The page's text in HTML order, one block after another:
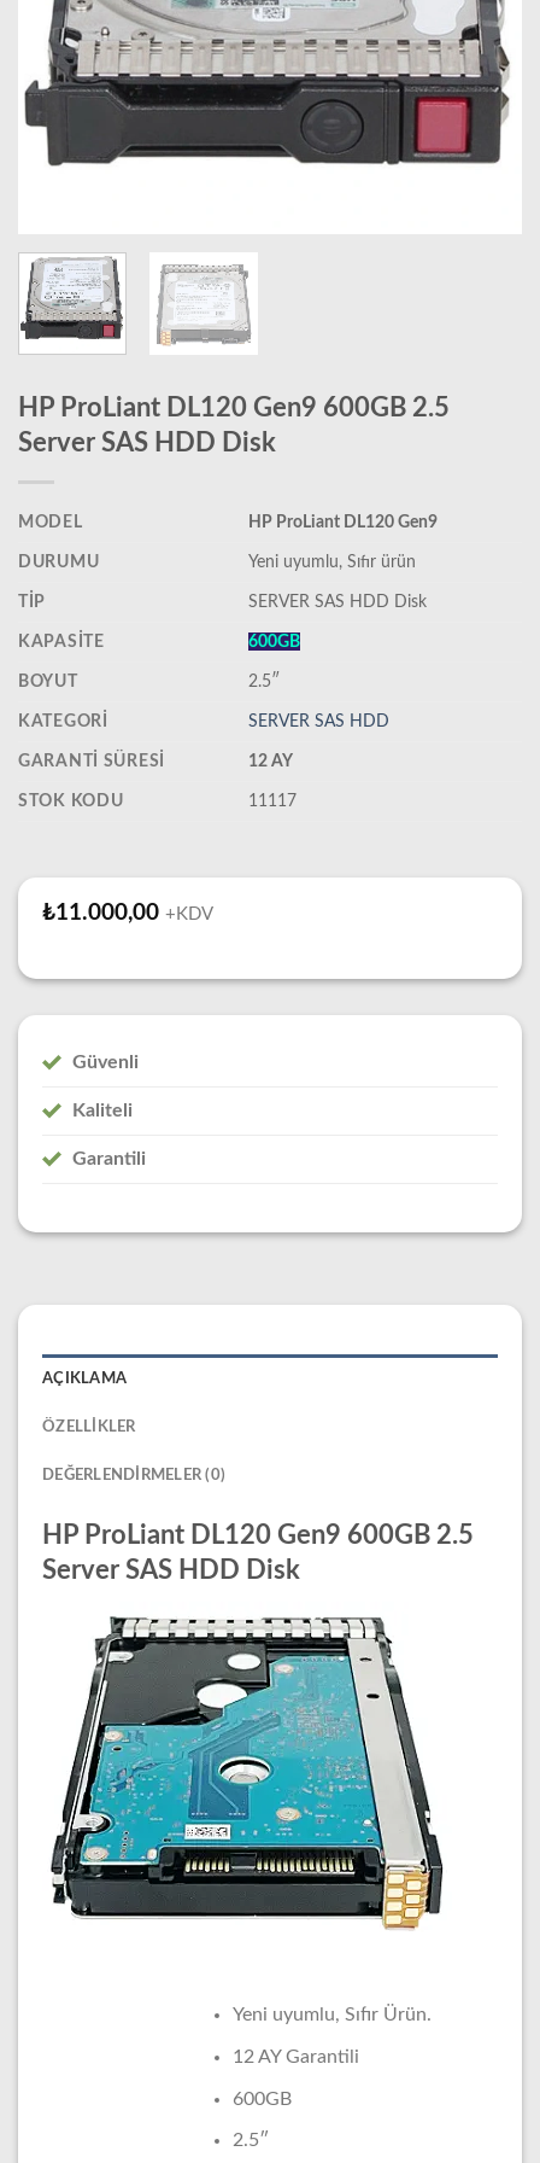
HP ProLiant DL120 Gen9 600GB 2.5
Server SAS HDD Disk
MODEL HP ProLiant DL120 Gen9
DURUMU ‎Yeni uyumlu, Sıfır ürün
TIP SERVER SAS HDD Disk
KAPASITE 600GB
BOYUT 2.5″
KATEGORI SERVER SAS HDD
GARANTI SÜRESI 12 AY
STOK KODU 11117
₺11.000,00 +KDV
Güvenli
Kaliteli
Garantili
AÇIKLAMA
ÖZELLIKLER
DEĞERLENDIRMELER (0)
HP ProLiant DL120 Gen9 600GB 2.5
Server SAS HDD Disk
Yeni uyumlu, Sıfır Ürün.
12 AY Garantili
600GB
2.5″